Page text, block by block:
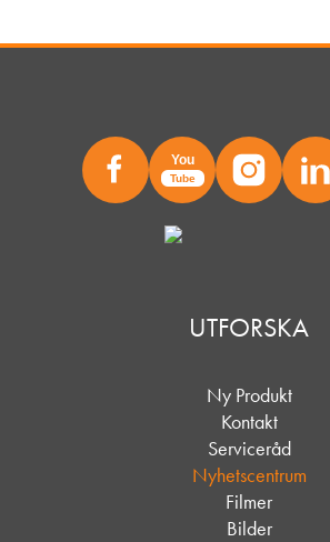
You
Tube
UTFORSKA
Ny Produkt
Kontakt
Serviceråd
Nyhetscentrum
Filmer
Bilder